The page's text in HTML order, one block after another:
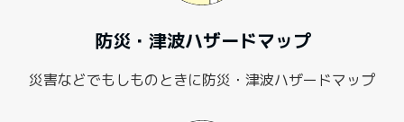
防災・津波ハザードマップ
災害などでもしものときに防災・津波ハザードマップ